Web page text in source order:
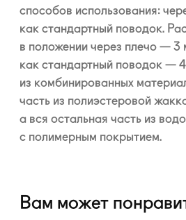
способов использования:
как стандартный поводок.
в положении через плечо —
как стандартный поводок —
из комбинированных
часть из полиэстеровой
а вся остальная часть из
с полимерным покрытием.
Вам может